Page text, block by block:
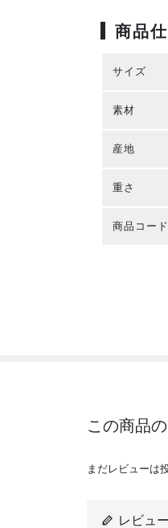
商品
サイズ
素材
産地
重さ
商品コード
この商品
まだレビューは
レビュ